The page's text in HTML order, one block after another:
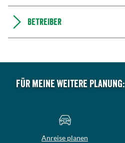
Betreiber
Für meine weitere Planung:
Anreise planen